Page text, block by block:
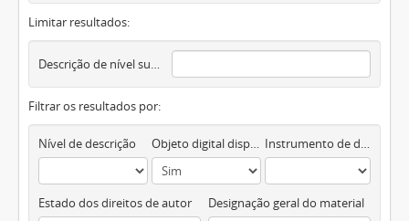
Limitar resultados:
Descrição de nível superior
Filtrar os resultados por:
Nível de descrição Objeto digital disponível Instrumento de descrição documental
Estado dos direitos de autor Designação geral do material